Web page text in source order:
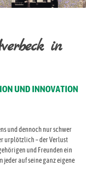
in
UND INNOVATION
und dennoch nur schwer
urplötzlich – der Verlust
und Freunden ein
jeder auf seine ganz eigene